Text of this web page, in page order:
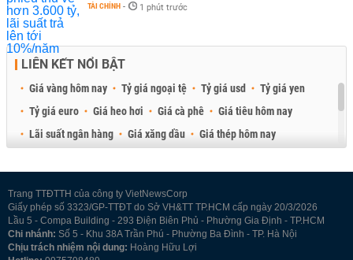
TÀI CHÍNH - 1 phút trước
LIÊN KẾT NỔI BẬT
Giá vàng hôm nay Tỷ giá ngoại tệ Tỷ giá usd
Tỷ giá yen
Tỷ giá euro
Giá heo hơi Giá cà phê
Giá tiêu hôm nay
Lãi suất ngân hàng
Giá xăng dầu
Giá thép hôm nay
Trang TTĐTTH của công ty VietNewsCorp
Giấy phép số 3323/GP-TTĐT do Sở VH&TT TP.HCM cấp ngày 20/3/2026
Lầu 5 - Compa Building - 293 Điện Biên Phủ - Phường Gia Định - TP.HCM
Chi nhánh: Số 5 - Khu 38A Trần Phú - Phường Ba Đình - TP. Hà Nội
Chịu trách nhiệm nội dung: Hoàng Hữu Lợi